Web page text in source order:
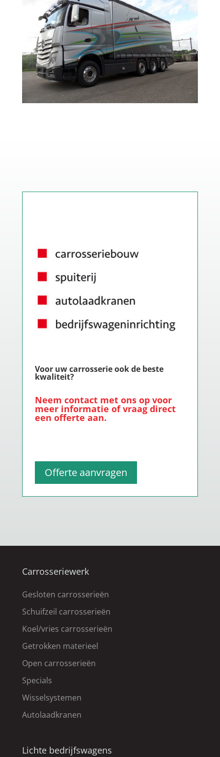
Voor uw carrosserie ook de beste
kwaliteit?
Neem contactmet ons op voor
meer informatie of vraag direct
een offerte aan.
Offerte aanvragen
Carrosseriewerk
Gesloten carrosserieën
Schuifzeil carrosserieën
Koel/vries carrosserieën
Getrokken materieel
Open carrosserieën
Specials
Wisselsystemen
Autolaadkranen
Lichte bedrijfswagens